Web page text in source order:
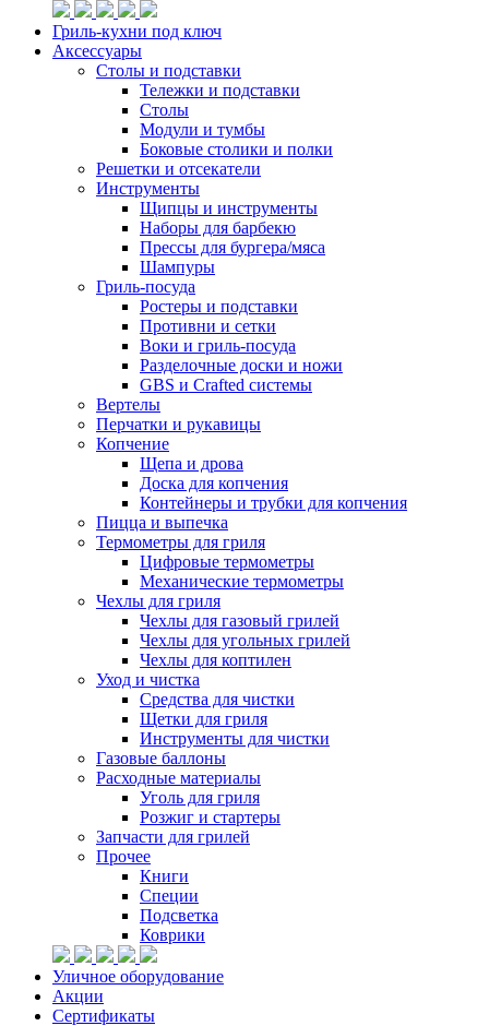
Гриль-кухни под ключ
Аксессуары
Столы и подставки
Тележки и подставки
Столы
Модули и тумбы
Боковые столики и полки
Решетки и отсекатели
Инструменты
Щипцы и инструменты
Наборы для барбекю
Прессы для бургера/мяса
Шампуры
Гриль-посуда
Ростеры и подставки
Противни и сетки
Воки и гриль-посуда
Разделочные доски и ножи
GBS и Crafted системы
Вертелы
Перчатки и рукавицы
Копчение
Щепа и дрова
Доска для копчения
Контейнеры и трубки для копчения
Пицца и выпечка
Термометры для гриля
Цифровые термометры
Механические термометры
Чехлы для гриля
Чехлы для газовый грилей
Чехлы для угольных грилей
Чехлы для коптилен
Уход и чистка
Средства для чистки
Щетки для гриля
Инструменты для чистки
Газовые баллоны
Расходные материалы
Уголь для гриля
Розжиг и стартеры
Запчасти для грилей
Прочее
Книги
Специи
Подсветка
Коврики
Уличное оборудование
Акции
Сертификаты